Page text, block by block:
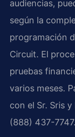
audiencias,
según la
programación
Circuit. El
pruebas
varios meses.
con el Sr. Sris
(888) 437-7747.